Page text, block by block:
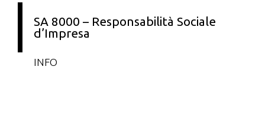
SA 8000 – Responsabilità Sociale
d’Impresa
INFO